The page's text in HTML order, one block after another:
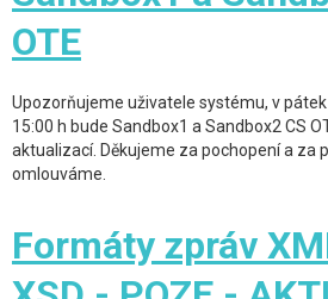
OTE
Upozorňujeme uživatele systému, v
15:00 h bude Sandbox1 a Sandbox2 CS
aktualizací. Děkujeme za pochopení a za
omlouváme.
Formáty zpráv